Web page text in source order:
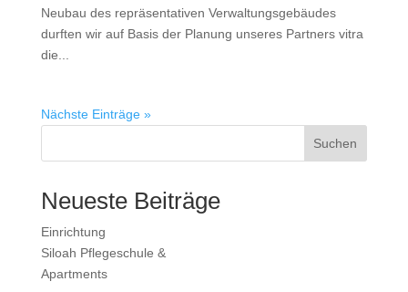
Neubau des repräsentativen Verwaltungsgebäudes
durften wir auf Basis der Planung unseres Partners vitra
die...
Nächste Einträge »
Suchen
Neueste Beiträge
Einrichtung
Siloah Pflegeschule &
Apartments